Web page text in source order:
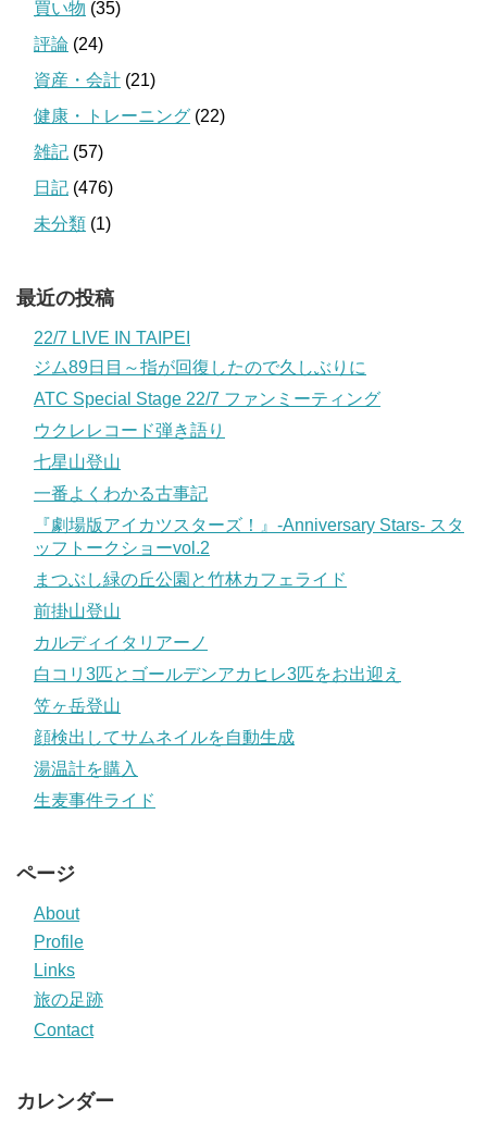
買い物 (35)
評論 (24)
資産・会計 (21)
健康・トレーニング (22)
雑記 (57)
日記 (476)
未分類 (1)
最近の投稿
22/7 LIVE IN TAIPEI
ジム89日目～指が回復したので久しぶりに
ATC Special Stage 22/7 ファンミーティング
ウクレレコード弾き語り
七星山登山
一番よくわかる古事記
『劇場版アイカツスターズ！』-Anniversary Stars- スタ
ッフトークショーvol.2
まつぶし緑の丘公園と竹林カフェライド
前掛山登山
カルディイタリアーノ
白コリ3匹とゴールデンアカヒレ3匹をお出迎え
笠ヶ岳登山
顔検出してサムネイルを自動生成
湯温計を購入
生麦事件ライド
ページ
About
Profile
Links
旅の足跡
Contact
カレンダー